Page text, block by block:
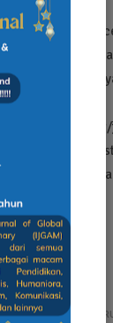
bekerja lebih
perangkat
dan barang/
dokumen
progres kinerja
LEBIH